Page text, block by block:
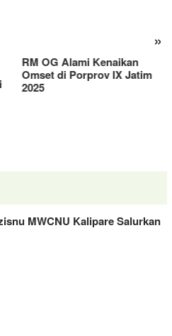
»
MWCNU Kalipare Salurkan